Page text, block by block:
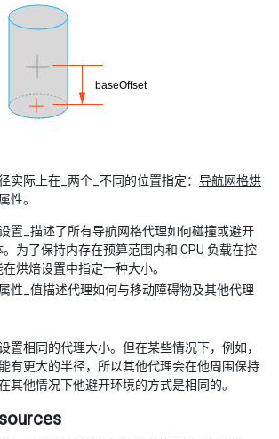
实际上在_两个_不同的位置指定： 导航网格烘
性。
置_描述了所有导航网格代理如何碰撞或避开
为了保持内存在预算范围内和 CPU 负载在控
烘焙设置中指定一种大小。
性_值描述代理如何与移动障碍物及其他代理
置相同的代理大小。但在某些情况下，例如，
有更大的半径，所以其他代理会在他周围保持
其他情况下他避开环境的方式是相同的。